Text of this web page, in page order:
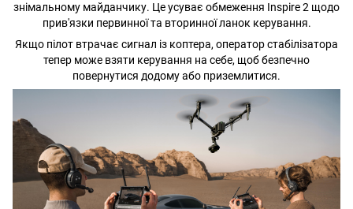
знімальному майданчику. Це усуває обмеження Inspire 2 щодо
прив'язки первинної та вторинної ланок керування.
Якщо пілот втрачає сигнал із коптера, оператор стабілізатора
тепер може взяти керування на себе, щоб безпечно
повернутися додому або приземлитися.